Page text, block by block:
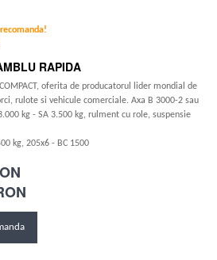
RAPIDA
oferita de producatorul lider mondial de
rulote si vehicule comerciale. Axa B 3000-2 sau
kg - SA 3.500 kg, rulment cu role, suspensie
kg, 205x6 - BC 1500